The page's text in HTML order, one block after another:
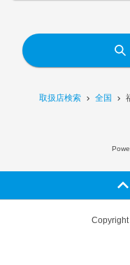
取扱店検索 全国
Copyright